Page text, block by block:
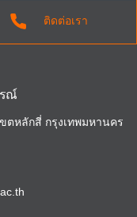
ติดต่อเรา
ณ์
ตหลักสี่ กรุงเทพมหานคร